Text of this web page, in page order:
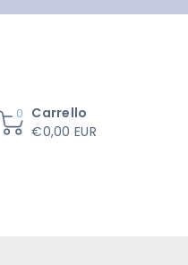
0
Carrello
€0,00 EUR